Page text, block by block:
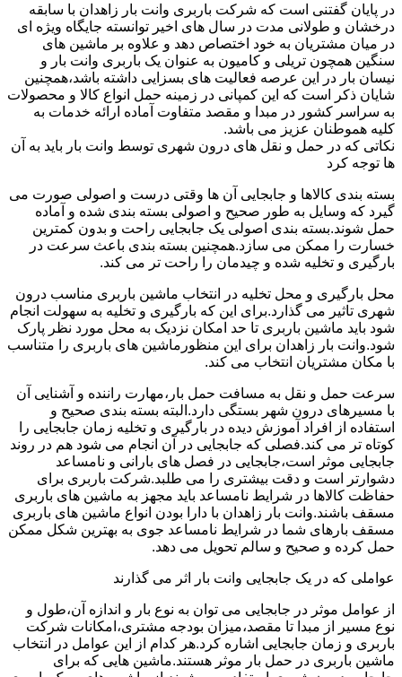
در پایان گفتنی است که شرکت باربری وانت بار زاهدان با سابقه
درخشان و طولانی مدت در سال های اخیر توانسته جایگاه ویژه ای
در میان مشتریان به خود اختصاص دهد و علاوه بر ماشین های
سنگین همچون تریلی و کامیون به عنوان یک باربری وانت بار و
نیسان بار در این عرصه فعالیت های بسزایی داشته باشد،همچنین
شایان ذکر است که این کمپانی در زمینه حمل انواع کالا و محصولات
به سراسر کشور در مبدا و مقصد متفاوت آماده ارائه خدمات به
کلیه هموطنان عزیز می باشد.
نکاتی که در حمل و نقل های درون شهری توسط وانت بار باید به آن
ها توجه کرد
بسته بندی کالاها و جابجایی آن ها وقتی درست و اصولی صورت می
گیرد که وسایل به طور صحیح و اصولی بسته بندی شده و آماده
حمل شوند.بسته بندی اصولی یک جابجایی راحت و بدون کمترین
خسارت را ممکن می سازد.همچنین بسته بندی باعث سرعت در
بارگیری و تخلیه شده و چیدمان را راحت تر می کند.
محل بارگیری و محل تخلیه در انتخاب ماشین باربری مناسب درون
شهری تاثیر می گذارد.برای این که بارگیری و تخلیه به سهولت انجام
شود باید ماشین باربری تا حد امکان نزدیک به محل مورد نظر پارک
شود.وانت بار زاهدان برای این منظورماشین های باربری را متناسب
با مکان مشتریان انتخاب می کند.
سرعت حمل و نقل به مسافت حمل بار،مهارت راننده و آشنایی آن
با مسیرهای درون شهر بستگی دارد.البته بسته بندی صحیح و
استفاده از افراد آموزش دیده در بارگیری و تخلیه زمان جابجایی را
کوتاه تر می کند.فصلی که جابجایی در آن انجام می شود هم در روند
جابجایی موثر است،جابجایی در فصل های بارانی و نامساعد
دشوارتر است و دقت بیشتری را می طلبد.شرکت باربری برای
حفاظت کالاها در شرایط نامساعد باید مجهز به ماشین های باربری
مسقف باشند.وانت بار زاهدان با دارا بودن انواع ماشین های باربری
مسقف بارهای شما در شرایط نامساعد جوی به بهترین شکل ممکن
حمل کرده و صحیح و سالم تحویل می دهد.
عواملی که در یک جابجایی وانت بار اثر می گذارند
از عوامل موثر در جابجایی می توان به نوع بار و اندازه آن،طول و
نوع مسیر از مبدا تا مقصد،میزان بودجه مشتری،امکانات شرکت
باربری و زمان جابجایی اشاره کرد.هر کدام از این عوامل در انتخاب
ماشین باربری در حمل بار موثر هستند.ماشین هایی که برای